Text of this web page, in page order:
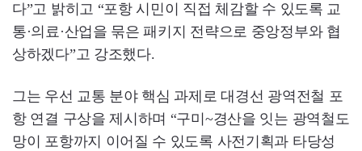
다”고 밝히고 “포항 시민이 직접 체감할 수 있도록 교
통·의료·산업을 묶은 패키지 전략으로 중앙정부와 협
상하겠다”고 강조했다.
그는 우선 교통 분야 핵심 과제로 대경선 광역전철 포
항 연결 구상을 제시하며 “구미~경산을 잇는 광역철도
망이 포항까지 이어질 수 있도록 사전기획과 타당성